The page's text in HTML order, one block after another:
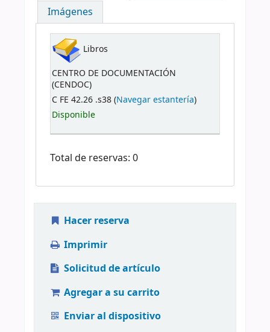
Imágenes
Libros
CENTRO DE DOCUMENTACIÓN
(CENDOC)
C FE 42.26 .s38 (Navegar estantería)
Disponible
Total de reservas: 0
Hacer reserva
Imprimir
Solicitud de artículo
Agregar a su carrito
Enviar al dispositivo